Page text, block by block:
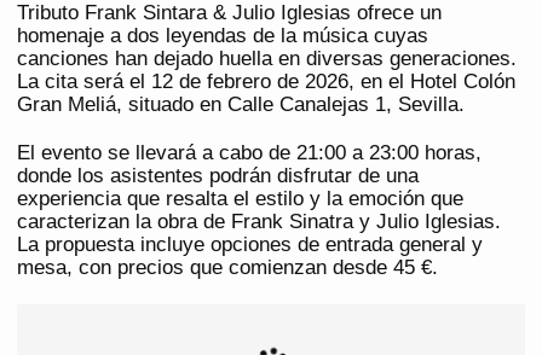
Tributo Frank Sintara & Julio Iglesias ofrece un
homenaje a dos leyendas de la música cuyas
canciones han dejado huella en diversas generaciones.
La cita será el 12 de febrero de 2026, en el Hotel Colón
Gran Meliá, situado en Calle Canalejas 1, Sevilla.
El evento se llevará a cabo de 21:00 a 23:00 horas,
donde los asistentes podrán disfrutar de una
experiencia que resalta el estilo y la emoción que
caracterizan la obra de Frank Sinatra y Julio Iglesias.
La propuesta incluye opciones de entrada general y
mesa, con precios que comienzan desde 45 €.